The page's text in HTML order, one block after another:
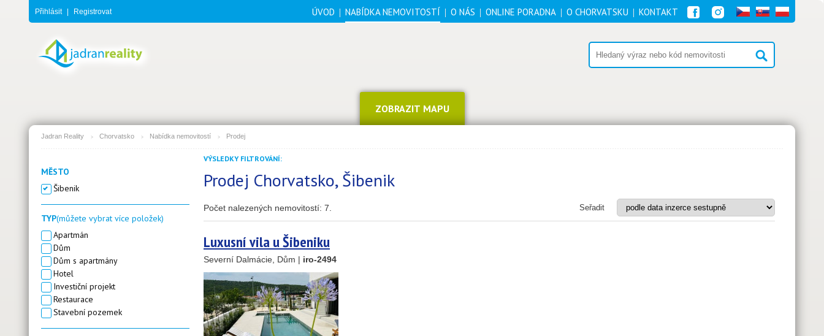
1
Přihlásit | Registrovat ÚVOD NABÍDKA NEMOVITOSTÍ O NÁS ONLINE PORADNA O CHORVATSKU KONTAKT
ZOBRAZIT MAPU
Jadran Reality Chorvatsko Nabídka nemovitostí Prodej
MĚSTO
Šibenik
TYP(můžete vybrat více položek)
Apartmán
Dům
Dům s apartmány
Hotel
Investiční projekt
Restaurace
Stavební pozemek
VÝSLEDKY FILTROVÁNÍ:
Prodej Chorvatsko, Šibenik
Počet nalezených nemovitostí: 7 Seřadit
Luxusní vila u Šibeniku
Severní Dalmácie, Dům | iro-2494